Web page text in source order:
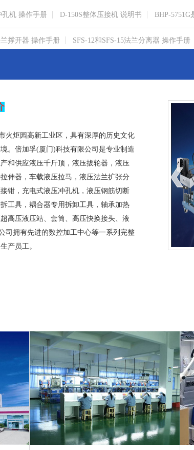
孔机 操作手册 D-150S整体压接机 说明书 BHP-5751G
兰撑开器 操作手册 SFS-12和SFS-15法兰分离器 操作手册
火炬园高新工业区，具有深厚的历史文化
。 倍加孚(厦门)科技有限公司 是专业制造
和供应液压千斤顶，液压拔轮器，液压
伸器，车载液压拉马，液压法兰扩张分
钳，充电式液压冲孔机，液压钢筋切断
工具，耦合器专用拆卸工具，轴承加热
高压液压站、套筒、高压快换接头、液
司 拥有先进的数控加工中心等一系列完整
产员工。